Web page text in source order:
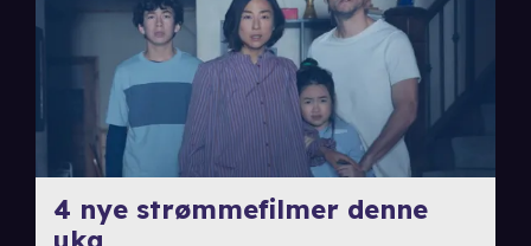
4 nye strømmefilmer denne